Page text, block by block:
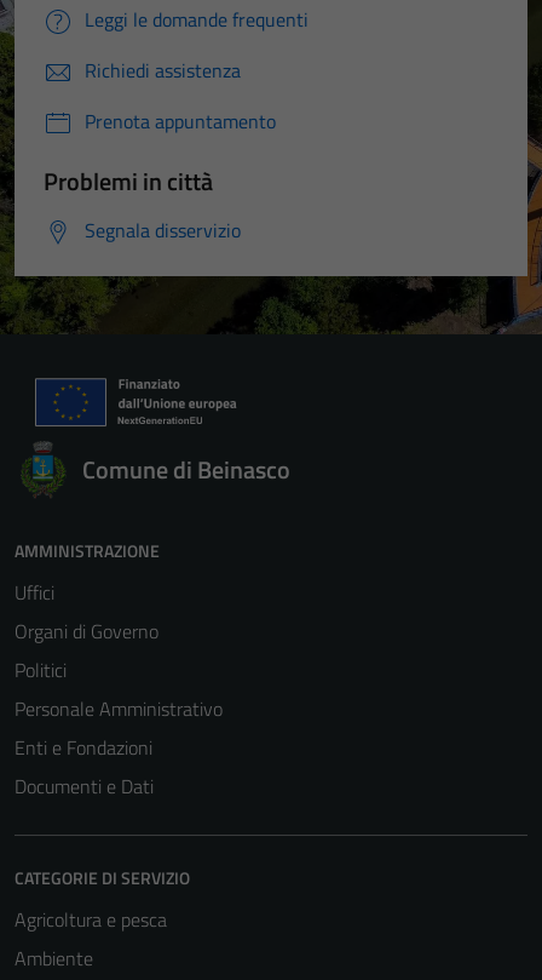
Leggi le domande frequenti
Richiedi assistenza
Prenota appuntamento
Problemi in città
Segnala disservizio
Comune di Beinasco
AMMINISTRAZIONE
Uffici
Organi di Governo
Politici
Personale Amministrativo
Enti e Fondazioni
Documenti e Dati
CATEGORIE DI SERVIZIO
Agricoltura e pesca
Ambiente